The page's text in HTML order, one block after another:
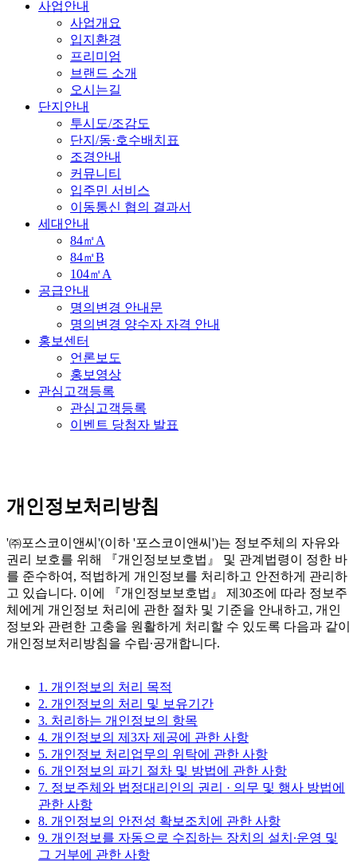
사업안내
사업개요
입지환경
프리미엄
브랜드 소개
오시는길
단지안내
투시도/조감도
단지/동·호수배치표
조경안내
커뮤니티
입주민 서비스
이동통신 협의 결과서
세대안내
84㎡A
84㎡B
104㎡A
공급안내
명의변경 안내문
명의변경 양수자 자격 안내
홍보센터
언론보도
홍보영상
관심고객등록
관심고객등록
이벤트 당첨자 발표
개인정보처리방침
'㈜포스코이앤씨'(이하 '포스코이앤씨')는 정보주체의 자유와
권리 보호를 위해 『개인정보보호법』 및 관계법령이 정한 바
를 준수하여, 적법하게 개인정보를 처리하고 안전하게 관리하
고 있습니다. 이에 『개인정보보호법』 제30조에 따라 정보주
체에게 개인정보 처리에 관한 절차 및 기준을 안내하고, 개인
정보와 관련한 고충을 원활하게 처리할 수 있도록 다음과 같이
개인정보처리방침을 수립∙공개합니다.
1. 개인정보의 처리 목적
2. 개인정보의 처리 및 보유기간
3. 처리하는 개인정보의 항목
4. 개인정보의 제3자 제공에 관한 사항
5. 개인정보 처리업무의 위탁에 관한 사항
6. 개인정보의 파기 절차 및 방법에 관한 사항
7. 정보주체와 법정대리인의 권리 · 의무 및 행사 방법에
관한 사항
8. 개인정보의 안전성 확보조치에 관한 사항
9. 개인정보를 자동으로 수집하는 장치의 설치∙운영 및
그 거부에 관한 사항